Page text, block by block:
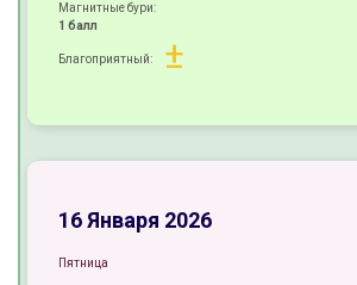
Магнитные бури:
1 балл
Благоприятный:
±
±
+
16 Января 2026
Пятница